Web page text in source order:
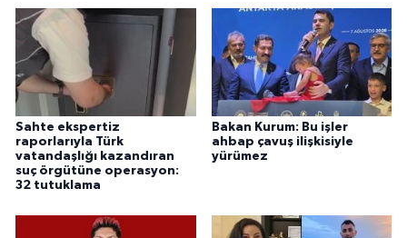
Sahte ekspertiz
raporlarıyla Türk
vatandaşlığı kazandıran
suç örgütüne operasyon:
32 tutuklama
Bakan Kurum: Bu işler
ahbap çavuş ilişkisiyle
yürümez